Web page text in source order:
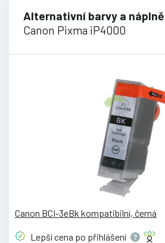
Alternativní barvy a náplně
Canon Pixma iP4000
Canon BCI-3eBk kompatibilní, černá
Lepší cena po přihlášení